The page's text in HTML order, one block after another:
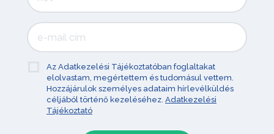
Az Adatkezelési Tájékoztatóban foglaltakat
elolvastam, megértettem és tudomásul vettem.
Hozzájárulok személyes adataim hírlevélküldés
céljából történő kezeléséhez. Adatkezelési
Tájékoztató